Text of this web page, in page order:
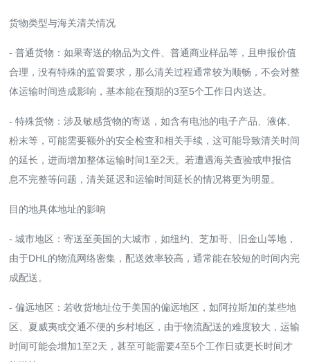
货物类型与海关清关情况
- 普通货物：如果寄送的物品为文件、普通商业样品等，且申报价值
合理，没有特殊的监管要求，那么清关过程通常较为顺畅，不会对整
体运输时间造成影响，基本能在预期的3至5个工作日内送达。
- 特殊货物：涉及敏感货物的寄送，如含有电池的电子产品、液体、
粉末等，可能需要额外的安全检查和相关手续，这可能导致清关时间
的延长，进而增加整体运输时间1至2天。若遭遇海关查验或申报信
息不完整等问题，清关延迟和运输时间延长的情况将更为明显。
目的地具体地址的影响
- 城市地区：寄送至美国的大城市，如纽约、芝加哥、旧金山等地，
由于DHL的物流网络密集，配送效率较高，通常能在较短的时间内完
成配送。
- 偏远地区：若收货地址位于美国的偏远地区，如阿拉斯加的某些地
区、夏威夷或交通不便的乡村地区，由于物流配送的难度较大，运输
时间可能会增加1至2天，甚至可能需要4至5个工作日或更长时间才